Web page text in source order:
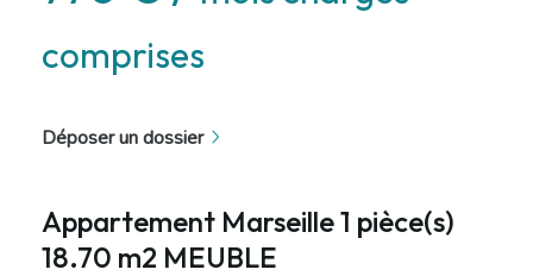
comprises
Déposer un dossier
Appartement Marseille 1 pièce(s)
18.70 m2 MEUBLE